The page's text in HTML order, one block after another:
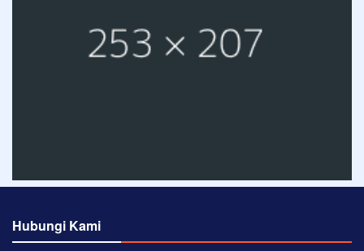
Hubungi Kami